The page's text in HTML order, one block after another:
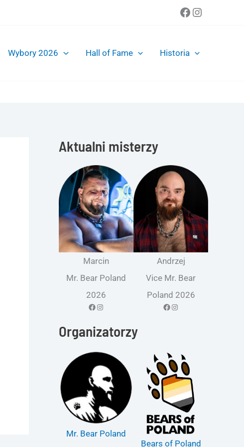
Facebook
Instagram
Wybory 2026 Hall of Fame Historia
Aktualni misterzy
Marcin
Mr. Bear Poland
2026
Facebook Instagram
Andrzej
Vice Mr. Bear
Poland 2026
Facebook Instagram
Organizatorzy
Mr. Bear Poland
Bears of Poland